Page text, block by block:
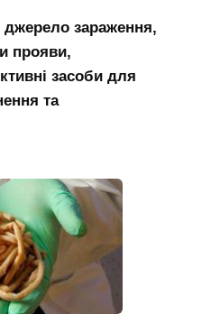
зараження,
прояви,
засоби для
та